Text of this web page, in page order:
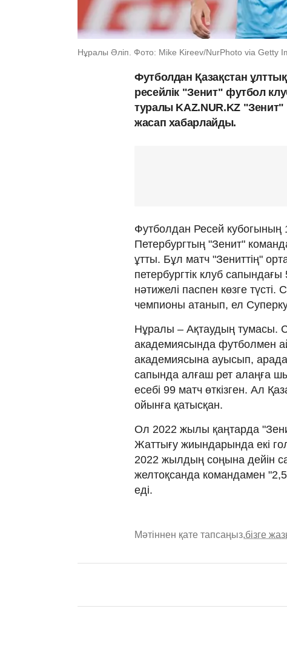
Нұралы Әліп. Фото: Mike Kireev/NurPhoto via Getty
Футболдан Қазақстан
ресейлік "Зенит" футбол
туралы KAZ.NUR.KZ
жасап хабарлайды.
Футболдан Ресей
Петербургтың "Зенит"
ұтты. Бұл матч "Зениттің"
петербургтік клуб
нәтижелі паспен көзге
чемпионы атанып, ел
Нұралы – Ақтаудың тумасы.
академиясында футболмен
академиясына ауысып,
сапында алғаш рет алаңға
есебі 99 матч өткізген. Ал
ойынға қатысқан.
Ол 2022 жылы қаңтарда
Жаттығу жиындарында екі
2022 жылдың соңына дейін
желтоқсанда командамен
еді.
Мәтіннен қате тапсаңыз,бізге